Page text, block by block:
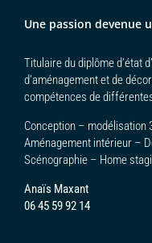
Une passion devenue
Titulaire du diplôme d’état
d’aménagement et de
compétences de
Conception – modélisation
Aménagement intérieur –
Scénographie – Home
Anaïs Maxant
06 45 59 92 14